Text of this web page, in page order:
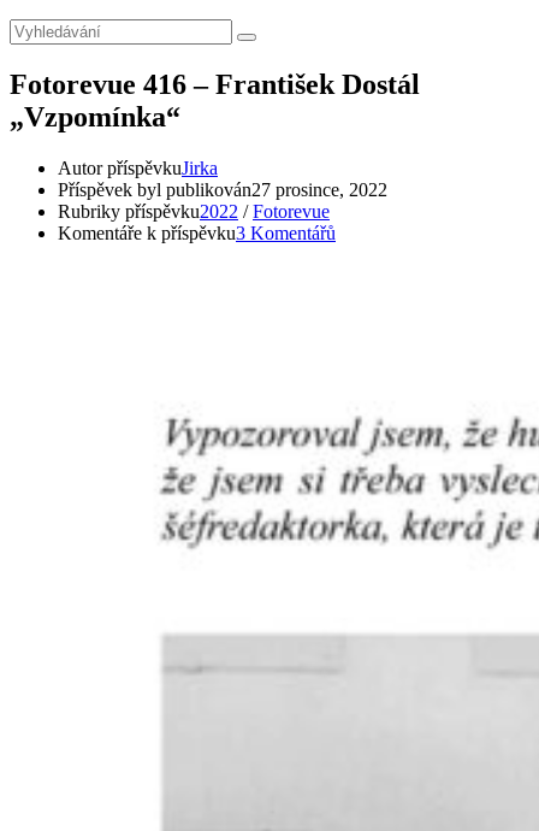
Fotorevue 416 – František Dostál
„Vzpomínka“
Autor příspěvkuJirka
Příspěvek byl publikován27 prosince, 2022
Rubriky příspěvku2022 / Fotorevue
Komentáře k příspěvku3 Komentářů